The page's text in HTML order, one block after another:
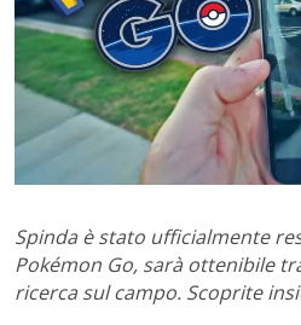
Spinda è stato ufficialmente
Pokémon Go, sarà ottenibile
ricerca sul campo. Scoprite